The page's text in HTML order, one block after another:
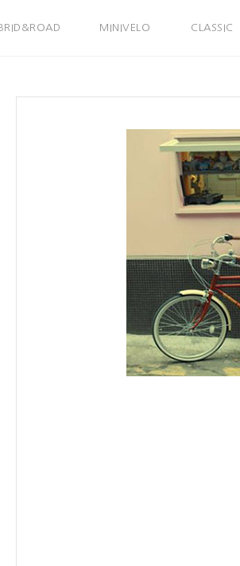
MINIVELO CLASSIC